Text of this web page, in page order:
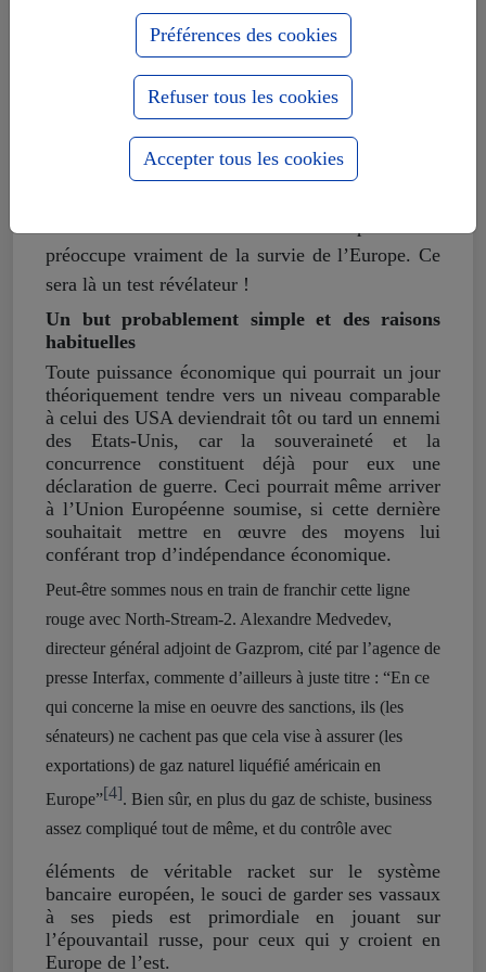
Le gaz de schiste américain sera plus cher et ce
sont les avoirs de l’UE qui sont visés par des
États-Unis endettés. Les « amendes »
américaines, en vertu de règles états-uniennes et
non européennes, contre les banques européennes
l’ont largement prouvé. Et les dirigeants de nos
préoccupe vraiment de la survie de l’Europe. Ce
sera là un test révélateur !
Un but probablement simple et des raisons
habituelles
Toute puissance économique qui pourrait un jour
théoriquement tendre vers un niveau comparable
à celui des USA deviendrait tôt ou tard un ennemi
des Etats-Unis, car la souveraineté et la
concurrence constituent déjà pour eux une
déclaration de guerre. Ceci pourrait même arriver
à l’Union Européenne soumise, si cette dernière
souhaitait mettre en œuvre des moyens lui
conférant trop d’indépendance économique.
Peut-être sommes nous en train de franchir cette ligne
rouge avec North-Stream-2. Alexandre Medvedev,
directeur général adjoint de Gazprom, cité par l’agence de
presse Interfax, commente d’ailleurs à juste titre : “En ce
qui concerne la mise en oeuvre des sanctions, ils (les
sénateurs) ne cachent pas que cela vise à assurer (les
exportations) de gaz naturel liquéfié américain en
Europe”[4]. Bien sûr, en plus du gaz de schiste, business
assez compliqué tout de même, et du contrôle avec
éléments de véritable racket sur le système
bancaire européen, le souci de garder ses vassaux
à ses pieds est primordiale en jouant sur
l’épouvantail russe, pour ceux qui y croient en
Europe de l’est.
Préférences des cookies
Refuser tous les cookies
Accepter tous les cookies